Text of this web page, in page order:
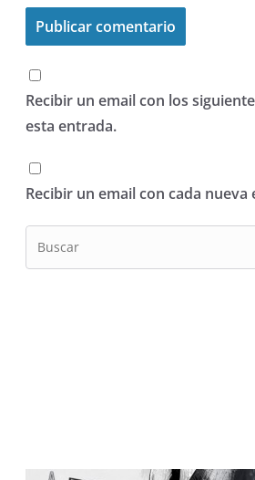
Recibir un email con los
esta entrada.
Recibir un email con cada nueva